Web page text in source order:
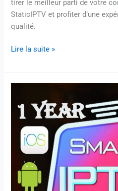
tirer le meilleur parti de votre
StaticIPTV et profiter d’une
qualité.
Lire la suite »
L’avenir
télévision